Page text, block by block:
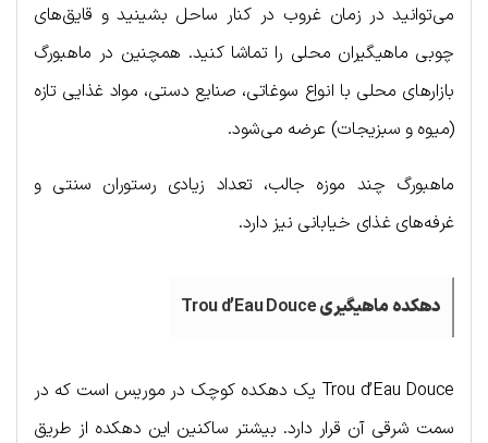
می‌توانید در زمان غروب در کنار ساحل بشینید و قایق‌های
چوبی ماهیگیران محلی را تماشا کنید. همچنین در ماهبورگ
بازارهای محلی با انواع سوغاتی، صنایع دستی، مواد غذایی تازه
(میوه و سبزیجات) عرضه می‌شود.
ماهبورگ چند موزه جالب، تعداد زیادی رستوران سنتی و
غرفه‌های غذای خیابانی نیز دارد.
دهکده ماهیگیریTrou d’Eau Douce
Trou d’Eau Douce یک دهکده کوچک در موریس است که در
سمت شرقی آن قرار دارد. بیشتر ساکنین این دهکده از طریق